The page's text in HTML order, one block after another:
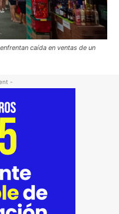
caída en ventas de un
-